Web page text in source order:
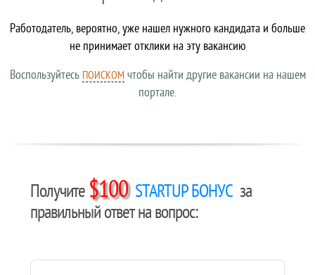
Работодатель, вероятно, уже нашел нужного кандидата и больше
не принимает отклики на эту вакансию
Воспользуйтесь ПОИСКОМчтобы найти другие вакансии на нашем
портале.
Получите $100 STARTUP БОНУС за
правильный ответ на вопрос: